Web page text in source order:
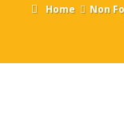
Home Non